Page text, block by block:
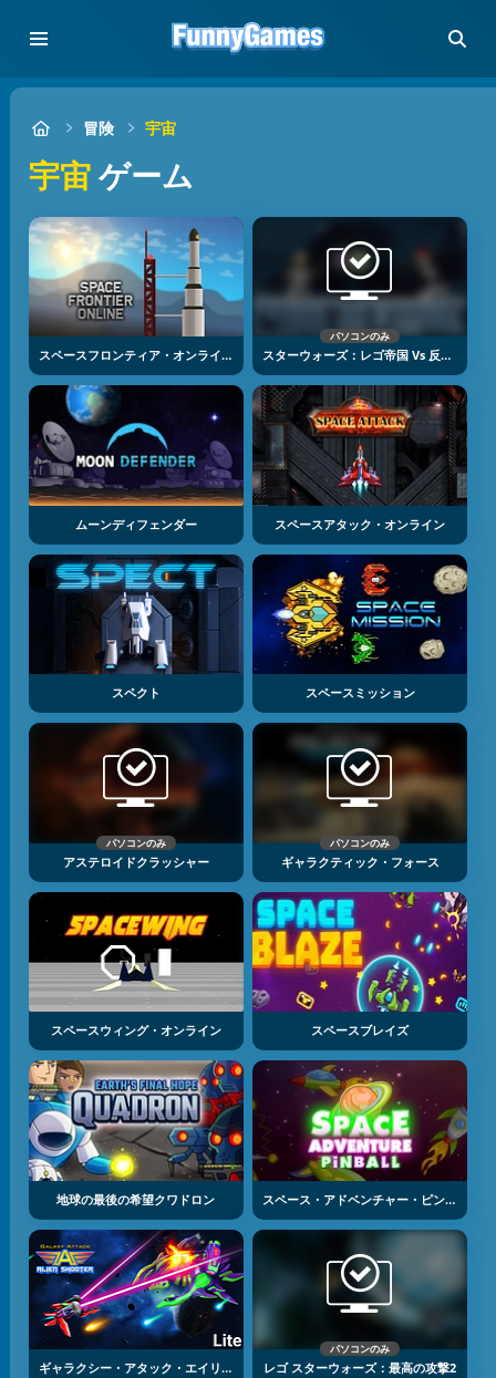
冒険 宇宙
宇宙ゲーム
スペースフロンティア・オンライン
パソコンのみ
スターウォーズ：レゴ帝国 Vs 反逆者たち
ムーンディフェンダー スペースアタック・オンライン
スペクト スペースミッション
パソコンのみ
アステロイドクラッシャー
パソコンのみ
ギャラクティック・フォース
スペースウィング・オンライン スペースブレイズ
地球の最後の希望クワドロン スペース・アドベンチャー・ピンボール
ギャラクシー・アタック・エイリアン・シューター
パソコンのみ
レゴ スターウォーズ：最高の攻撃2